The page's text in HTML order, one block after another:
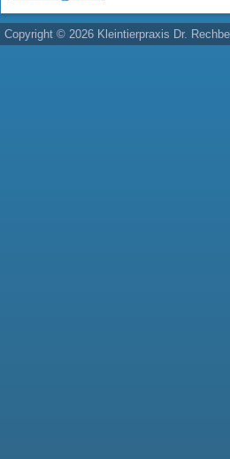
Copyright © 2026 Kleintierpraxis Dr.